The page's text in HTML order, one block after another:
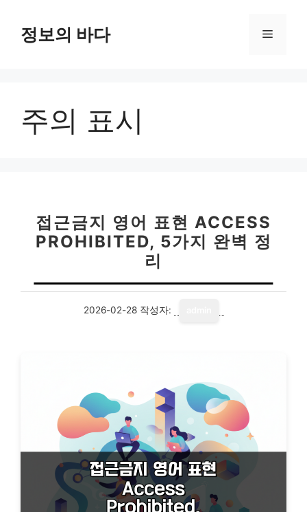
정보의 바다 메
주의 표시
접근금지 영어 표현 ACCESS
PROHIBITED, 5가지 완벽 정
리
2026-02-28 작성자: